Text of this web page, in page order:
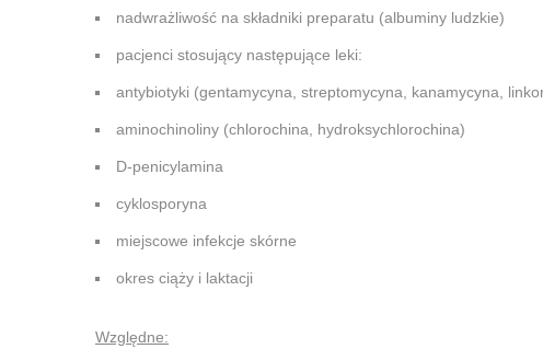
nadwrażliwość na składniki preparatu (albuminy ludzkie)
pacjenci stosujący następujące leki:
antybiotyki (gentamycyna, streptomycyna, kanamycyna,
aminochinoliny (chlorochina, hydroksychlorochina)
D-penicylamina
cyklosporyna
miejscowe infekcje skórne
okres ciąży i laktacji
Względne: